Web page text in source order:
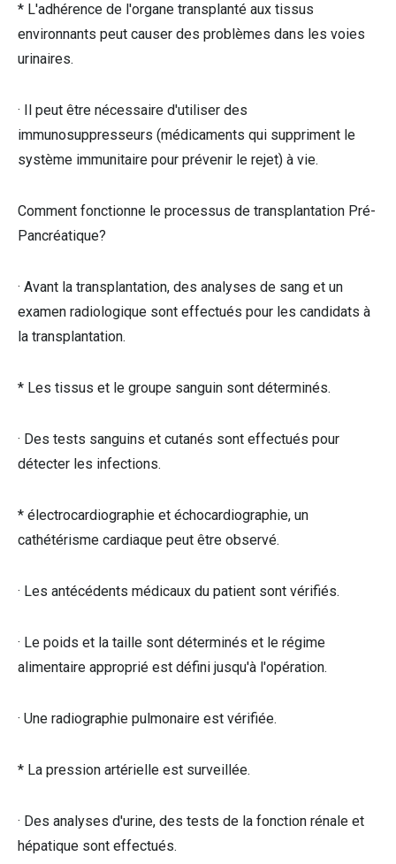
* L'adhérence de l'organe transplanté aux tissus
environnants peut causer des problèmes dans les voies
urinaires.
· Il peut être nécessaire d'utiliser des
immunosuppresseurs (médicaments qui suppriment le
système immunitaire pour prévenir le rejet) à vie.
Comment fonctionne le processus de transplantation Pré-
Pancréatique?
· Avant la transplantation, des analyses de sang et un
examen radiologique sont effectués pour les candidats à
la transplantation.
* Les tissus et le groupe sanguin sont déterminés.
· Des tests sanguins et cutanés sont effectués pour
détecter les infections.
* électrocardiographie et échocardiographie, un
cathétérisme cardiaque peut être observé.
· Les antécédents médicaux du patient sont vérifiés.
· Le poids et la taille sont déterminés et le régime
alimentaire approprié est défini jusqu'à l'opération.
· Une radiographie pulmonaire est vérifiée.
* La pression artérielle est surveillée.
· Des analyses d'urine, des tests de la fonction rénale et
hépatique sont effectués.